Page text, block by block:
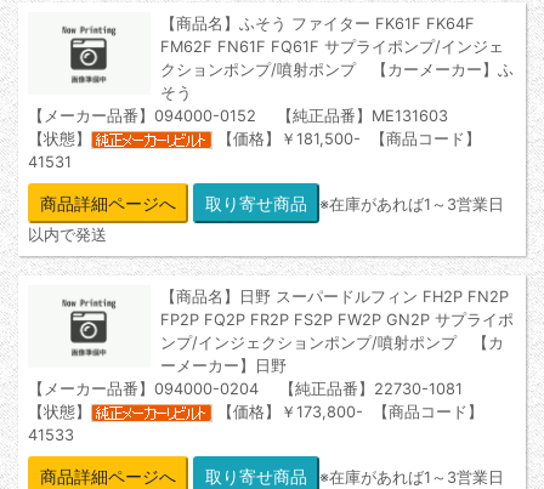
【商品名】ふそう ファイター FK61F FK64F
FM62F FN61F FQ61F サプライポンプ/インジェ
クションポンプ/噴射ポンプ 【カーメーカー】ふ
そう
【メーカー品番】094000-0152 【純正品番】ME131603
【状態】
【価格】￥181,500- 【商品コード】
41531
商品詳細ページへ
※在庫があれば1～3営業日
以内で発送
【商品名】日野 スーパードルフィン FH2P FN2P
FP2P FQ2P FR2P FS2P FW2P GN2P サプライポ
ンプ/インジェクションポンプ/噴射ポンプ 【カ
ーメーカー】日野
【メーカー品番】094000-0204 【純正品番】22730-1081
【状態】
【価格】￥173,800- 【商品コード】
41533
商品詳細ページへ
※在庫があれば1～3営業日